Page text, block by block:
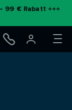
99 € Rabatt +++